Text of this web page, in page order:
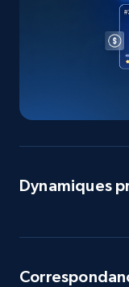
Seller reviews,
eBay - Collect
Seller reviews,
Dynamiques